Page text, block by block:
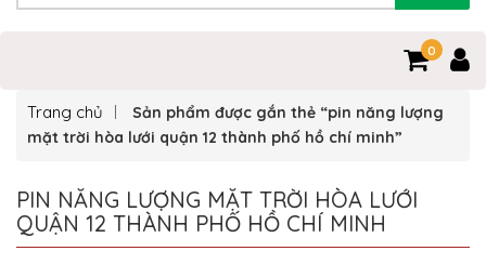
0
Trang chủ
Sản phẩm được gắn thẻ “pin năng lượng
mặt trời hòa lưới quận 12 thành phố hồ chí minh”
PIN NĂNG LƯỢNG MẶT TRỜI HÒA LƯỚI
QUẬN 12 THÀNH PHỐ HỒ CHÍ MINH